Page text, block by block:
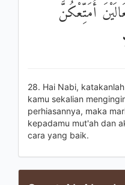
أُمَتِّعْكُنَّ
28. Hai Nabi,
kamu sekalian
perhiasannya, maka
kepadamu mut'ah dan
cara yang baik.